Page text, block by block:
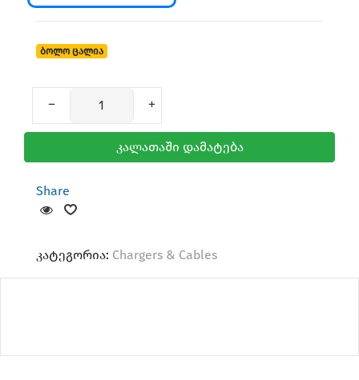
ბოლო ცალია
კალათაში დამატება
Share
კატეგორია: Chargers & Cables